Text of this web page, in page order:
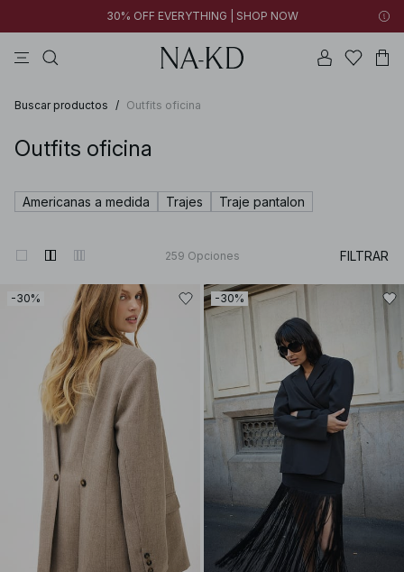
30% OFF EVERYTHING | SHOP NOW
Buscar productos / Outfits oficina
Outfits oficina
Americanas a medida Trajes Traje pantalon
259 Opciones FILTRAR
-30% -30%